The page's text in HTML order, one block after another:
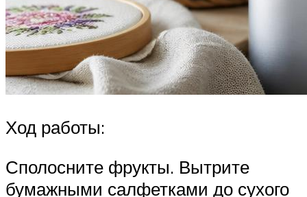
Ход работы:
Сполосните фрукты. Вытрите
бумажными салфетками до сухого